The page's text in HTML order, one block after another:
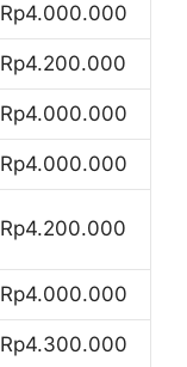
Rp4.000.000
Rp4.200.000
Rp4.000.000
Rp4.000.000
Rp4.200.000
Rp4.000.000
Rp4.300.000